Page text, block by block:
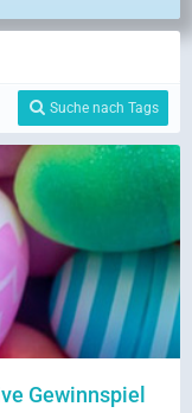
Suche nach Tags
Gewinnspiel